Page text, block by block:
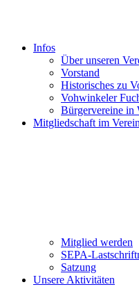
Infos
Über unseren
Vorstand
Historisches zu
Vohwinkeler
Bürgervereine in
Mitgliedschaft im Verein
Mitglied werden
SEPA-
Satzung
Unsere Aktivitäten